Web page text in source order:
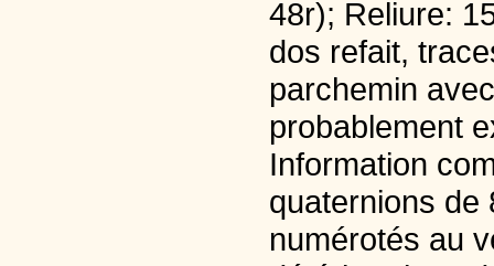
48r); Reliure:
dos refait,
parchemin
probablement
Information
quaternions de
numérotés au